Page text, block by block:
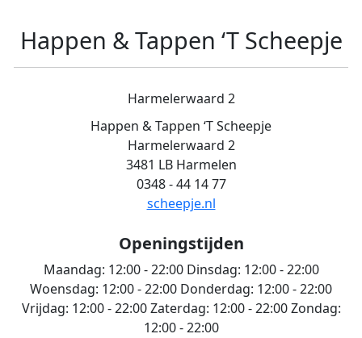
Happen & Tappen ‘T Scheepje
Harmelerwaard 2
Happen & Tappen ‘T Scheepje
Harmelerwaard 2
3481 LB Harmelen
0348 - 44 14 77
scheepje.nl
Openingstijden
Maandag: 12:00 - 22:00Dinsdag: 12:00 - 22:00
Woensdag: 12:00 - 22:00 Donderdag: 12:00 - 22:00
Vrijdag: 12:00 - 22:00Zaterdag: 12:00 - 22:00Zondag:
12:00 - 22:00